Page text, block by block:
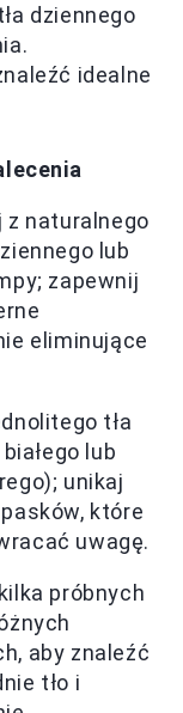
dziennego
idealne
z naturalnego
lub
zapewnij
eliminujące
tła
lub
unikaj
które
uwagę.
próbnych
aby znaleźć
tło i